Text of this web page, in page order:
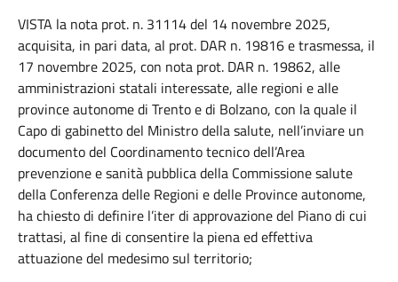
VISTA la nota prot. n. 31114 del 14 novembre 2025,
acquisita, in pari data, al prot. DAR n. 19816 e trasmessa, il
17 novembre 2025, con nota prot. DAR n. 19862, alle
amministrazioni statali interessate, alle regioni e alle
province autonome di Trento e di Bolzano, con la quale il
Capo di gabinetto del Ministro della salute, nell’inviare un
documento del Coordinamento tecnico dell’Area
prevenzione e sanità pubblica della Commissione salute
della Conferenza delle Regioni e delle Province autonome,
ha chiesto di definire l’iter di approvazione del Piano di cui
trattasi, al fine di consentire la piena ed effettiva
attuazione del medesimo sul territorio;